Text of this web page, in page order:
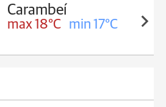
Jaguariaíva
max 19°C min 18°C